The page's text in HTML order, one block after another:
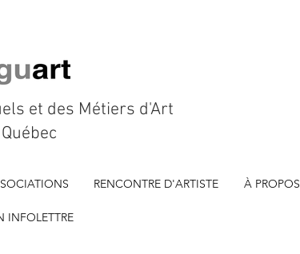
et des Métiers d'Art
RENCONTRE D'ARTISTE À PROPOS
INFOLETTRE